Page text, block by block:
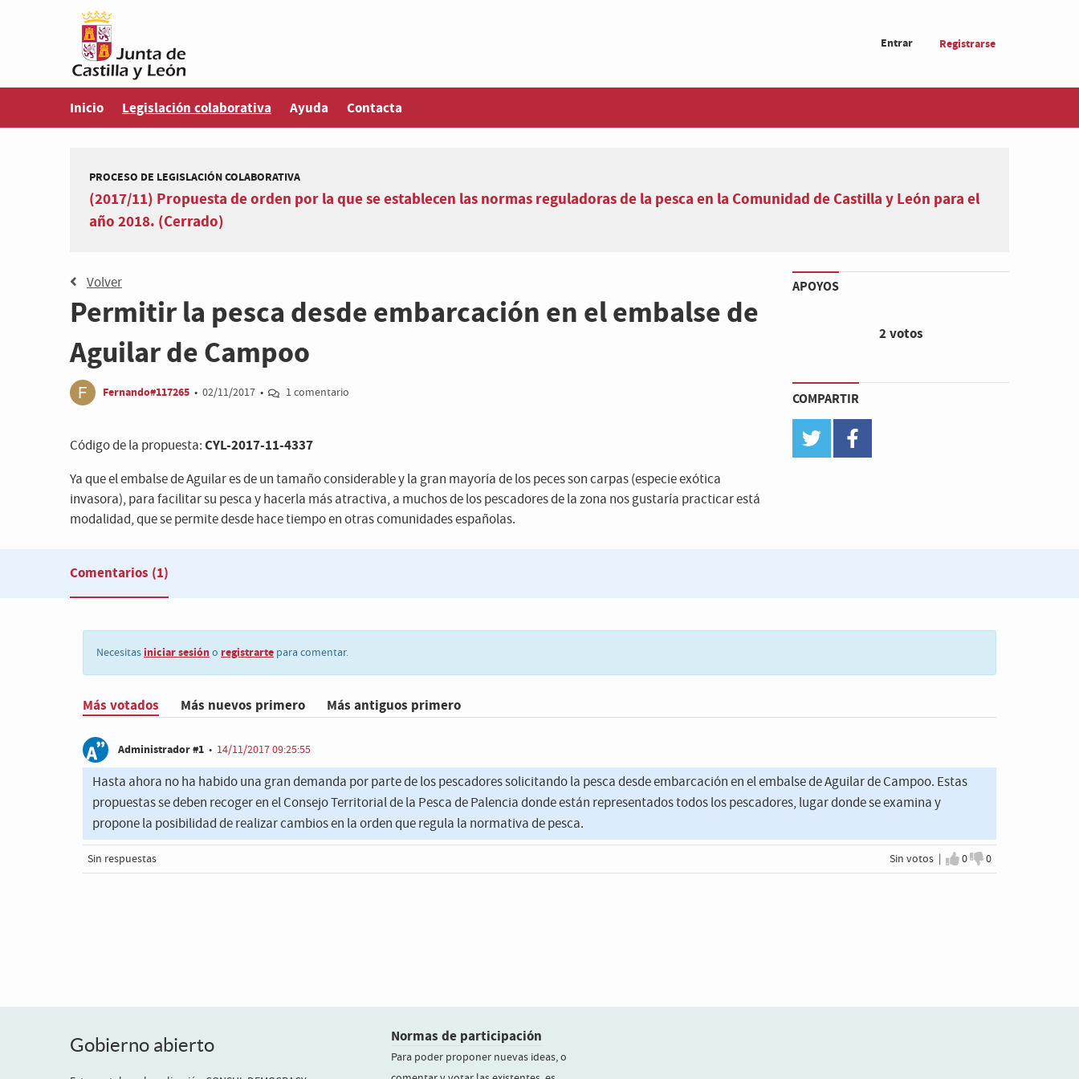
Entrar Registrarse
Inicio
Estás en
Legislación colaborativa Ayuda Contacta
PROCESO DE LEGISLACIÓN COLABORATIVA
(2017/11) Propuesta de orden por la que se establecen las normas reguladoras de la pesca en la Comunidad de Castilla y León para el
año 2018. (Cerrado)
Volver
Permitir la pesca desde embarcación en el embalse de
Aguilar de Campoo
Fernando#117265 • 02/11/2017 • 1 comentario
Código de la propuesta:CYL-2017-11-4337
Ya que el embalse de Aguilar es de un tamaño considerable y la gran mayoría de los peces son carpas (especie exótica
invasora), para facilitar su pesca y hacerla más atractiva, a muchos de los pescadores de la zona nos gustaría practicar está
modalidad, que se permite desde hace tiempo en otras comunidades españolas.
APOYOS
2 votos
COMPARTIR
twitter
Comentarios (1)
Necesitas iniciar sesióno registrarte para comentar.
Más votados Más nuevos primero Más antiguos primero
Administrador #1 • 14/11/2017 09:25:55
Hasta ahora no ha habido una gran demanda por parte de los pescadores solicitando la pesca desde embarcación en el embalse de Aguilar de Campoo. Estas
propuestas se deben recoger en el Consejo Territorial de la Pesca de Palencia donde están representados todos los pescadores, lugar donde se examina y
propone la posibilidad de realizar cambios en la orden que regula la normativa de pesca.
Sin votos |
Estoy de acuerdo
0
No estoy de
0
Sin respuestas
Gobierno abierto Normas de participación
Para poder proponer nuevas ideas, o